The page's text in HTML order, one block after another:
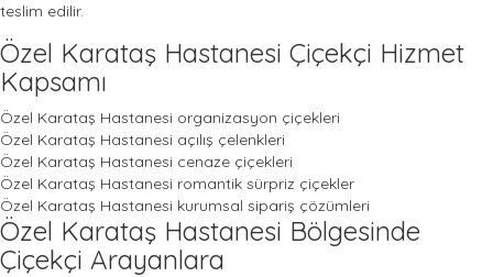
teslim edilir.
Özel Karataş Hastanesi Çiçekçi Hizmet
Kapsamı
Özel Karataş Hastanesi organizasyon çiçekleri
Özel Karataş Hastanesi açılış çelenkleri
Özel Karataş Hastanesi cenaze çiçekleri
Özel Karataş Hastanesi romantik sürpriz çiçekler
Özel Karataş Hastanesi kurumsal sipariş çözümleri
Özel Karataş Hastanesi Bölgesinde
Çiçekçi Arayanlara